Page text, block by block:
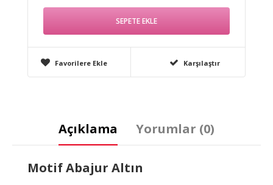
Favorilere Ekle Karşılaştır
Açıklama Yorumlar (0)
Motif Abajur Altın